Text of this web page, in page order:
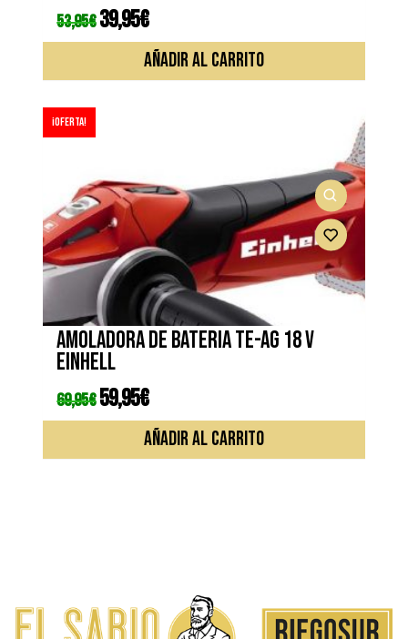
53,95€ El
precio
original
39,95€El
precio
actual
es:
39,95€.
AÑADIR AL CARRITO
¡Oferta!
Amoladora de bateria TE-AG 18 V
EINHELL
69,95€ El
precio
original
59,95€El
precio
actual
es:
59,95€.
AÑADIR AL CARRITO